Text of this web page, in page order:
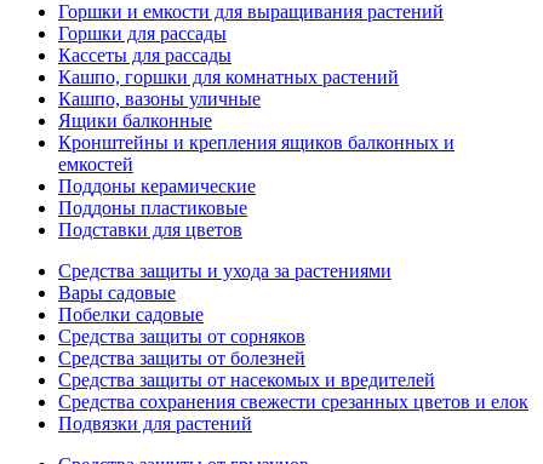
Горшки и емкости для выращивания растений
Горшки для рассады
Кассеты для рассады
Кашпо, горшки для комнатных растений
Кашпо, вазоны уличные
Ящики балконные
Кронштейны и крепления ящиков балконных и
емкостей
Поддоны керамические
Поддоны пластиковые
Подставки для цветов
Средства защиты и ухода за растениями
Вары садовые
Побелки садовые
Средства защиты от сорняков
Средства защиты от болезней
Средства защиты от насекомых и вредителей
Средства сохранения свежести срезанных цветов и елок
Подвязки для растений